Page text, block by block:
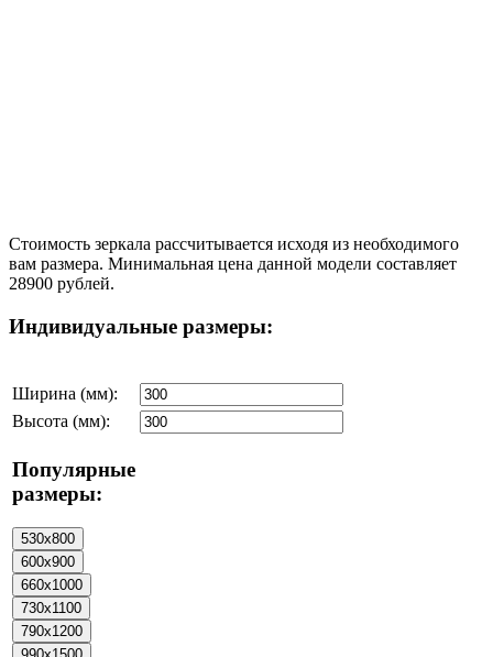
Стоимость зеркала рассчитывается исходя из необходимого
вам размера. Минимальная цена данной модели составляет
28900 рублей.
Индивидуальные размеры:
Ширина (мм):
Высота (мм):
Популярные
размеры: